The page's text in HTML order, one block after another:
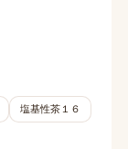
塩基性茶１６